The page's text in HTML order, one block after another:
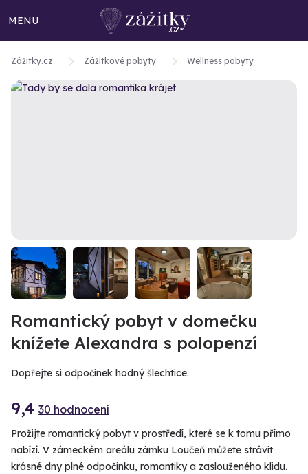
MENU
Zážitky.cz Zážitkové pobyty Wellness pobyty
Romantický pobyt v domečku
knížete Alexandra s polopenzí
Dopřejte si odpočinek hodný šlechtice.
9,4 30 hodnocení
Prožijte romantický pobyt v prostředí, které se k tomu přímo
nabízí. V zámeckém areálu zámku Loučeň můžete strávit
krásné dny plné odpočinku, romantiky a zaslouženého klidu.